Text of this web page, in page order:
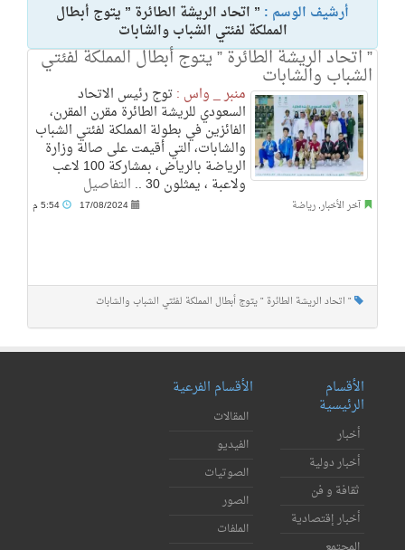
أرشيف الوسم : ” اتحاد الريشة الطائرة ” يتوج أبطال
المملكة لفئتي الشباب والشابات
” اتحاد الريشة الطائرة ” يتوج أبطال المملكة لفئتي
الشباب والشابات
منبر _ واس :توج رئيس الاتحاد
السعودي للريشة الطائرة مقرن المقرن،
الفائزين في بطولة المملكة لفئتي الشباب
والشابات، التي أقيمت على صالة وزارة
الرياضة بالرياض، بمشاركة 100 لاعب
ولاعبة ، يمثلون 30 .. التفاصيل
آخر الأخبار, رياضة 17/08/2024
" اتحاد الريشة الطائرة " يتوج أبطال المملكة لفئتي الشباب والشابات
الأقسام
الرئيسية
أخبار
أخبار دولية
ثقافة و فن
أخبار إقتصادية
الأقسام الفرعية
المقالات
الفيديو
الصوتيات
الصور
الملفات